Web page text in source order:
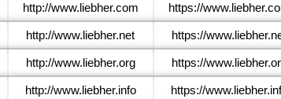
http://www.liebher.com https://
http://www.liebher.net https://
http://www.liebher.org https://
http://www.liebher.info https://